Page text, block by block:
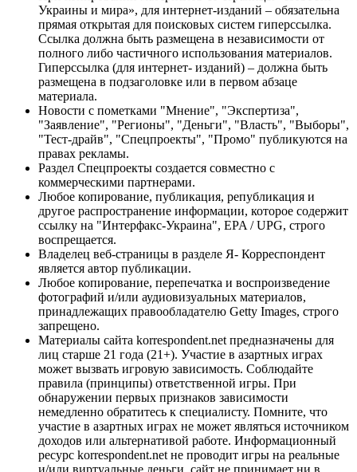
Украины и мира», для интернет-изданий – обязательна
прямая открытая для поисковых систем гиперссылка.
Ссылка должна быть размещена в независимости от
полного либо частичного использования материалов.
Гиперссылка (для интернет- изданий) – должна быть
размещена в подзаголовке или в первом абзаце
материала.
Новости с пометками "Мнение", "Экспертиза",
"Заявление", "Регионы", "Деньги", "Власть", "Выборы",
"Тест-драйв", "Спецпроекты", "Промо" публикуются на
правах рекламы.
Раздел Спецпроекты создается совместно с
коммерческими партнерами.
Любое копирование, публикация, републикация и
другое распространение информации, которое содержит
ссылку на "Интерфакс-Украина", EPA / UPG, строго
воспрещается.
Владелец веб-страницы в разделе Я- Корреспондент
является автор публикации.
Любое копирование, перепечатка и воспроизведение
фотографий и/или аудиовизуальных материалов,
принадлежащих правообладателю Getty Images, строго
запрещено.
Материалы сайта korrespondent.net предназначены для
лиц старше 21 года (21+). Участие в азартных играх
может вызвать игровую зависимость. Соблюдайте
правила (принципы) ответственной игры. При
обнаружении первых признаков зависимости
немедленно обратитесь к специалисту. Помните, что
участие в азартных играх не может являться источником
доходов или альтернативой работе. Информационный
ресурс korrespondent.net не проводит игры на реальные
и/или виртуальные деньги, сайт не принимает ни в